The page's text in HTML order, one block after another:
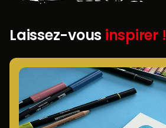
Laissez-vous inspirer !